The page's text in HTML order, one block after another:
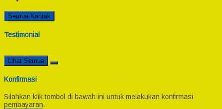
Semua Kontak
Testimonial
Lihat Semua
Konfirmasi
Silahkan klik tombol di bawah ini untuk melakukan konfirmasi
pembayaran.